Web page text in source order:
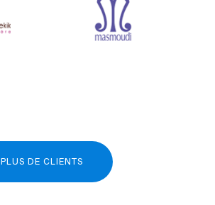
PLUS DE CLIENTS